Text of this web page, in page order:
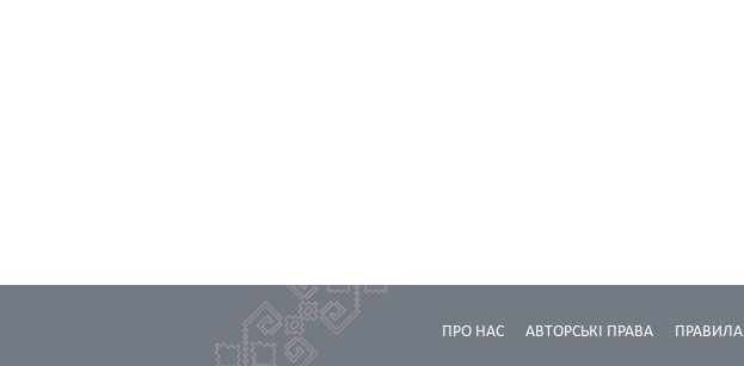
ПРАВИЛА
АВТОРСЬКІ ПРАВА
ПРО НАС